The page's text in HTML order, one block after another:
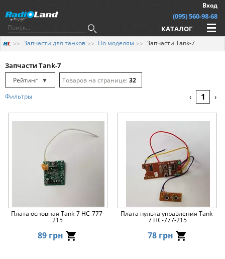
Вход
(095) 560-98-68
КАТАЛОГ
Запчасти для танков По моделям Запчасти Tank-7
Запчасти Tank-7
Рейтинг
▼
Рейтинг
32
Фильтры ‹ 1 ›
Плата основная Tank-7 HC-777-
215
89 грн
Плата пульта управления Tank-
7 HC-777-215
78 грн